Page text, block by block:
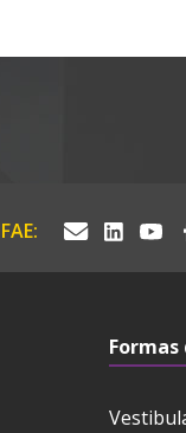
Formas